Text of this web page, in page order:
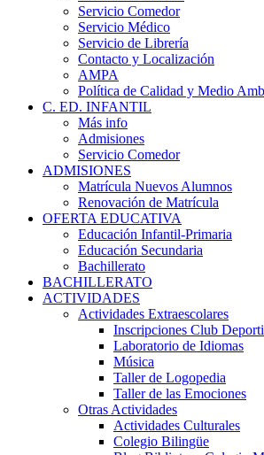
Servicio Comedor
Servicio Médico
Servicio de Librería
Contacto y Localización
AMPA
Política de Calidad y Medio
C. ED. INFANTIL
Más info
Admisiones
Servicio Comedor
ADMISIONES
Matrícula Nuevos Alumnos
Renovación de Matrícula
OFERTA EDUCATIVA
Educación Infantil-Primaria
Educación Secundaria
Bachillerato
BACHILLERATO
ACTIVIDADES
Actividades Extraescolares
Inscripciones Club
Laboratorio de Idiomas
Música
Taller de Logopedia
Taller de las Emociones
Otras Actividades
Actividades Culturales
Colegio Bilingüe